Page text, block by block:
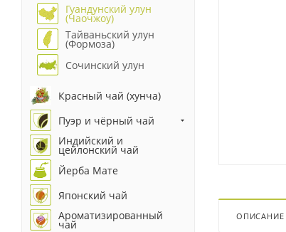
ОПИСАНИЕ
Гуандунский улун
(Чаочжоу)
Тайваньский улун
(Формоза)
Сочинский улун
Красный чай (хунча)
Пуэр и чёрный чай
Индийский и
цейлонский чай
Йерба Мате
Японский чай
Ароматизированный
чай